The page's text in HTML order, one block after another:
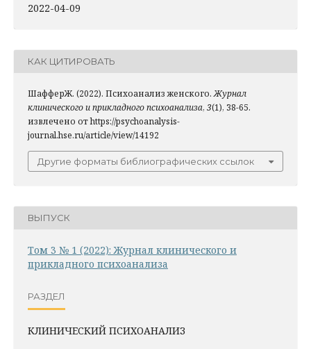
2022-04-09
КАК ЦИТИРОВАТЬ
ШафферЖ. (2022). Психоанализ женского.Журнал
клинического и прикладного психоанализа, 3(1), 38-65.
извлечено от https://psychoanalysis-
journal.hse.ru/article/view/14192
Другие форматы библиографических ссылок
ВЫПУСК
Том 3 № 1 (2022): Журнал клинического и
прикладного психоанализа
РАЗДЕЛ
КЛИНИЧЕСКИЙ ПСИХОАНАЛИЗ